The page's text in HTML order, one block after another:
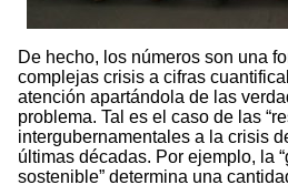
De hecho, los números son una
complejas crisis a cifras
atención apartándola de las
problema. Tal es el caso de las
intergubernamentales a la crisis
últimas décadas. Por ejemplo, la
sostenible” determina una